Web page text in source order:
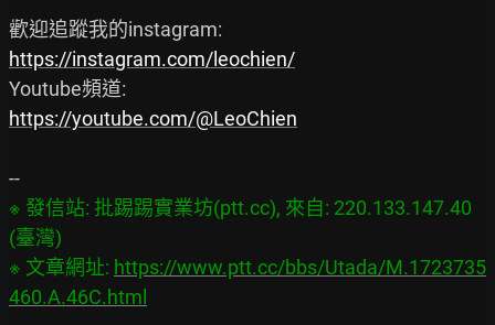
https://instagram.com/leochien/
https://youtube.com/@LeoChien
※ 發信站: 批踢踢實業坊(ptt.cc), 來自: 220.133.147.40
(臺灣)
※ 文章網址: https://www.ptt.cc/bbs/Utada/M.1723735
460.A.46C.html